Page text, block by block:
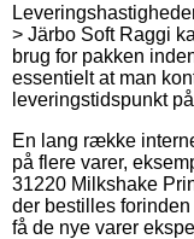
> Järbo Soft Raggi
brug for pakken
essentielt at man
leveringstidspunkt
En lang række
på flere varer,
31220 Milkshake
der bestilles
få de nye varer